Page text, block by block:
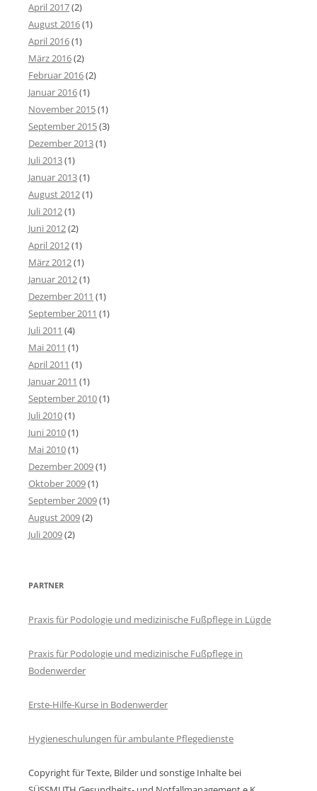
April 2017(2)
August 2016(1)
April 2016(1)
März 2016(2)
Februar 2016(2)
Januar 2016(1)
November 2015(1)
September 2015(3)
Dezember 2013(1)
Juli 2013(1)
Januar 2013(1)
August 2012(1)
Juli 2012(1)
Juni 2012(2)
April 2012(1)
März 2012(1)
Januar 2012(1)
Dezember 2011 (1)
September 2011 (1)
Juli 2011 (4)
Mai 2011 (1)
April 2011 (1)
Januar 2011 (1)
September 2010(1)
Juli 2010(1)
Juni 2010(1)
Mai 2010(1)
Dezember 2009(1)
Oktober 2009(1)
September 2009(1)
August 2009(2)
Juli 2009(2)
PARTNER
Praxis für Podologie und medizinische Fußpflege in Lügde
Praxis für Podologie und medizinische Fußpflege in
Bodenwerder
Erste-Hilfe-Kurse in Bodenwerder
Hygieneschulungen für ambulante Pflegedienste
Copyright für Texte, Bilder und sonstige Inhalte bei